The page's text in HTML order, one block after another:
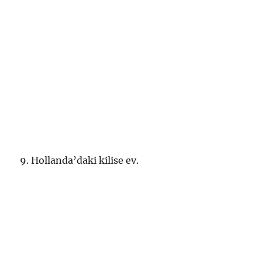
9. Hollanda’daki kilise ev.